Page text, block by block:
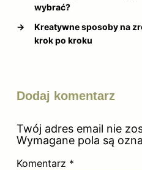
wybrać?
→
Kreatywne sposoby na
krok po kroku
Dodaj komentarz
Twój adres email nie
Wymagane pola są
Komentarz *